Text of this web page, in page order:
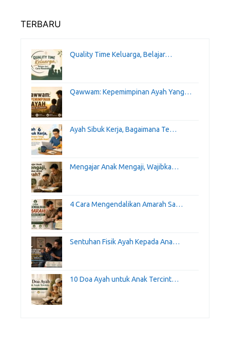
TERBARU
Quality Time Keluarga, Belajar…
Qawwam: Kepemimpinan Ayah Yang…
Ayah Sibuk Kerja, Bagaimana Te…
Mengajar Anak Mengaji, Wajibka…
4 Cara Mengendalikan Amarah Sa…
Sentuhan Fisik Ayah Kepada Ana…
10 Doa Ayah untuk Anak Tercint…